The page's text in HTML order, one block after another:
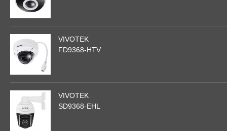
VIVOTEK
FD9368-HTV
VIVOTEK
SD9368-EHL